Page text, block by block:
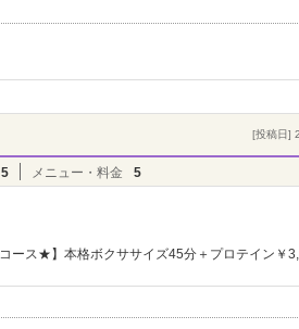
[投稿日]
5 メニュー・料金 5
コース★】本格ボクササイズ45分＋プロテイン￥